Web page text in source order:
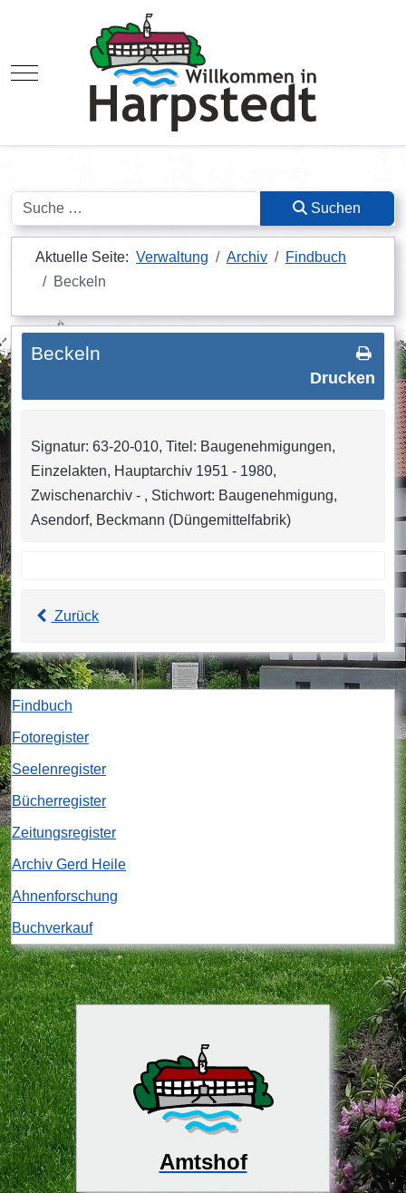
Mobile Menu Toggle
Suchen Suchen
Aktuelle Seite: Verwaltung Archiv
Findbuch
Beckeln
Drucken
Beckeln
Signatur: 63-20-010, Titel: Baugenehmigungen,
Einzelakten, Hauptarchiv 1951 - 1980,
Zwischenarchiv - , Stichwort: Baugenehmigung,
Asendorf, Beckmann (Düngemittelfabrik)
Zurück
Findbuch
Fotoregister
Seelenregister
Bücherregister
Zeitungsregister
Archiv Gerd Heile
Ahnenforschung
Buchverkauf
Amtshof